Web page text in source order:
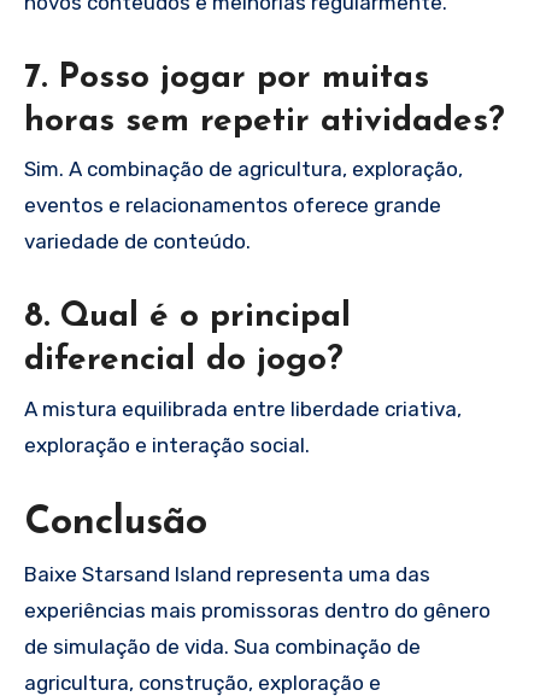
7. Posso jogar por muitas
horas sem repetir atividades?
Sim. A combinação de agricultura, exploração,
eventos e relacionamentos oferece grande
variedade de conteúdo.
8. Qual é o principal
diferencial do jogo?
A mistura equilibrada entre liberdade criativa,
exploração e interação social.
Conclusão
Baixe Starsand Island representa uma das
experiências mais promissoras dentro do gênero
de simulação de vida. Sua combinação de
agricultura, construção, exploração e